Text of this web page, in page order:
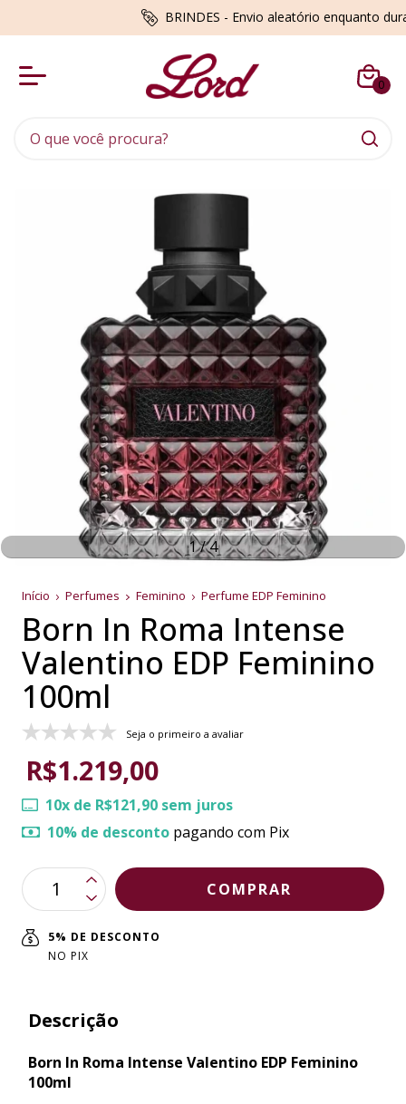
BRINDES - Envio aleatório enquanto
0
1/4
Início Perfumes Feminino Perfume EDP Feminino
Born In Roma Intense
Valentino EDP Feminino
100ml
Seja o primeiro a avaliar
R$1.219,00
10x de R$121,90 sem juros
10% de desconto pagando com Pix
5% DE DESCONTO
NO PIX
Descrição
Born In Roma Intense Valentino EDP Feminino
100ml